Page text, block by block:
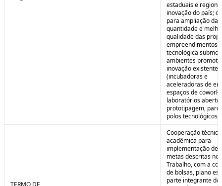
estaduais e
inovação do país;
para ampliação da
quantidade e
qualidade das
empreendimentos
tecnológica
ambientes
inovação
(incubadoras e
aceleradoras de
espaços de
laboratórios
prototipagem,
polos tecnológicos
TERMO DE
Cooperação
acadêmica para
implementação de
metas descritas no
Trabalho, com a
de bolsas, plano
parte integrante do